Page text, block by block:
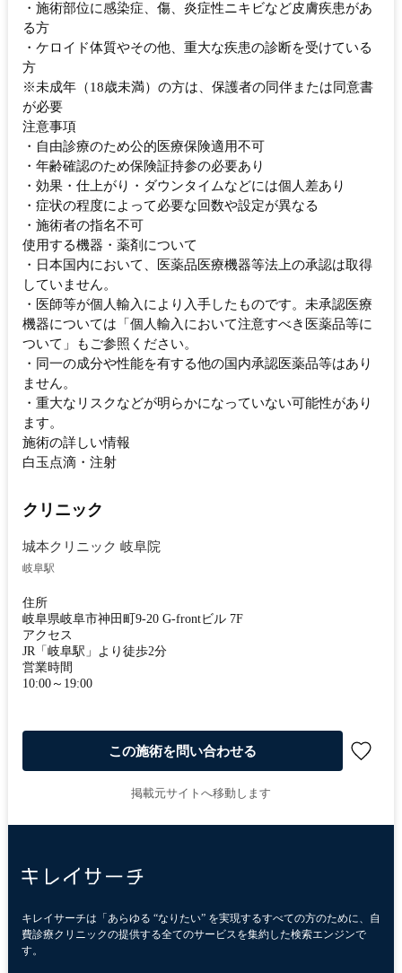
・施術部位に感染症、傷、炎症性ニキビなど皮膚疾患があ
る方
・ケロイド体質やその他、重大な疾患の診断を受けている
方
※未成年（18歳未満）の方は、保護者の同伴または同意書
が必要
注意事項
・自由診療のため公的医療保険適用不可
・年齢確認のため保険証持参の必要あり
・効果・仕上がり・ダウンタイムなどには個人差あり
・症状の程度によって必要な回数や設定が異なる
・施術者の指名不可
使用する機器・薬剤について
・日本国内において、医薬品医療機器等法上の承認は取得
していません。
・医師等が個人輸入により入手したものです。未承認医療
機器については「個人輸入において注意すべき医薬品等に
ついて」もご参照ください。
・同一の成分や性能を有する他の国内承認医薬品等はあり
ません。
・重大なリスクなどが明らかになっていない可能性があり
ます。
施術の詳しい情報
白玉点滴・注射
クリニック
城本クリニック 岐阜院
岐阜駅
住所
岐阜県岐阜市神田町9-20 G-frontビル 7F
アクセス
JR「岐阜駅」より徒歩2分
営業時間
10:00～19:00
この施術を問い合わせる
掲載元サイトへ移動します
キレイサーチは「あらゆる “なりたい” を実現するすべての方のために、自
費診療クリニックの提供する全てのサービスを集約した検索エンジンで
す。